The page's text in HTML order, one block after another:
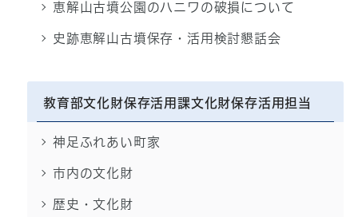
恵解山古墳公園のハニワの破損について
史跡恵解山古墳保存・活用検討懇話会
教育部文化財保存活用課文化財保存活用担当
神足ふれあい町家
市内の文化財
歴史・文化財